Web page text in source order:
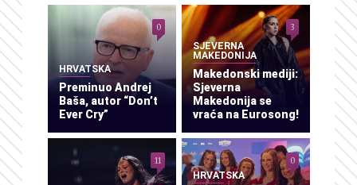
HRVATSKA
Preminuo Andrej
Baša, autor “Don’t
Ever Cry”
0
SJEVERNA
MAKEDONIJA
Makedonski mediji:
Sjeverna
Makedonija se
vraća na Eurosong!
3
11
HRVATSKA
0